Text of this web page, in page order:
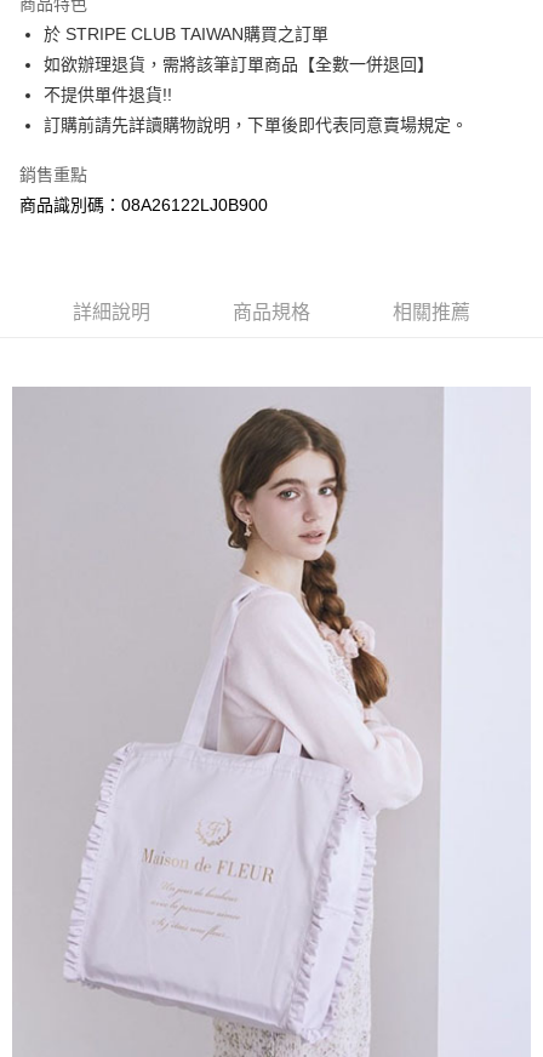
臺灣中小企業銀行
匯豐（台灣）商業銀行
華泰商業銀行
聯邦商業銀行
遠東國際商業銀行
元大商業銀行
玉山商業銀行
星展（台灣）商業銀行
台灣樂天信用卡公司
Apple Pay
街口支付
悠遊付
大哥付你分期
相關說明
流程，驗證手機門號後，選擇欲分期的期數、繳款截止日，確認付款後即完
1.分期款項不併入電信帳單，「大哥付你分期」於每月結算日後寄送繳費提
2.透過簡訊連結打開帳單後，可選擇「超商條碼／台灣大直營門市／銀行轉
帳／街口支付／iPASS MONEY」等通路繳費。
1.本服務係由「台灣大哥大股份有限公司」（以下簡稱本公司）所提供，讓
用戶於交易時，得透過本服務購買商品或服務，並由商店將買賣／分期付款
買賣價金債權讓與本公司後，依約使用本公司帳單繳交帳款。
2.基於同意付款使用「大哥付你分期」之契約關係目的，商店將以您的個人
資料（包含姓名、電話或地址）提供予台灣大哥大進項蒐集、處理及利用，
由本公司與您本人進行分期帳單所需資料之確認、核對及更正。
3.完整用戶服務條款，請詳閱以下連結：https://oppay.tw/userRule
【關於「AFTEE先享後付」】
１．簡單：不需註冊會員、不需綁卡、不需儲值。
２．便利：只要手機號碼，簡訊認證，即可結帳。
３．安心：先確認商品／服務後，再付款。
【「AFTEE先享後付」結帳流程】
１．於結帳方式選擇「AFTEE先享後付」後，將跳轉至「AFTEE先享後付」
結帳頁面，進行簡訊認證並確認金額後，即可完成結帳。
２．訂單成立數日內，您將收到繳費通知簡訊。
３．收到繳費通知簡訊後14天內，點擊此簡訊中的連結，可透過四大超商／
ATM／網路銀行／等多元方式進行付款，方視為交易完成。
※ 請注意：結帳手續完成當下不需立刻繳費，但若您需要取消訂單，請聯絡
購買商品的店家。未經商家同意取消之訂單仍視為有效，需透過AFTEE先享
※ 交易是否成功請以「AFTEE先享後付 」之結帳頁面顯示為準，若有關於
是否繳費成功／繳費後需取消欲退款等相關疑問，請聯繫「AFTEE先享後付
https://netprotections.freshdesk.com/support/home
【注意事項】
１．透過由恩沛科技股份有限公司提供之「AFTEE先享後付」服務完成之交
易，需依本服務之必要範圍內提供個人資料，並將交易相關給付款項請求債
權轉讓予恩沛科技股份有限公司。
２．關於個人資料處理事宜，請瀏覽以下網址：
https://aftee.tw/terms/#terms3
３．未成年的使用者請事先徵得法定代理人或監護人之同意方可使用
「AFTEE先享後付」，若未經同意申辦者引起之損失，本公司不負相關責
４．使用「AFTEE先享後付」時，將依據個別帳號之用戶狀況，依本公司即
時審查核予不同之上限額度；若仍有額度不足之情形，本公司將視審查結果
請求用戶進行身份認證。
５．嚴禁一人註冊多個帳號或使用他人資訊註冊。若發現惡意使用之情形，
恩沛科技股份有限公司將有權停止該用戶之使用額度並採取法律行動。
每筆NT$60，滿NT$388(含以上)免運費
每筆NT$60，滿NT$388(含以上)免運費
每筆NT$60，滿NT$888(含以上)免運費
每筆NT$60，滿NT$888(含以上)免運費
7-11取貨付款
每筆NT$60，滿NT$888(含以上)免運費
7-11純取貨
每筆NT$60，滿NT$888(含以上)免運費
每筆NT$90，滿NT$888(含以上)免運費
於 STRIPE CLUB TAIWAN購買之訂單
如欲辦理退貨，需將該筆訂單商品【全數一併退回】
不提供單件退貨!!
訂購前請先詳讀購物說明，下單後即代表同意賣場規定。
銷售重點
商品識別碼：08A26122LJ0B900
詳細說明 商品規格 相關推薦